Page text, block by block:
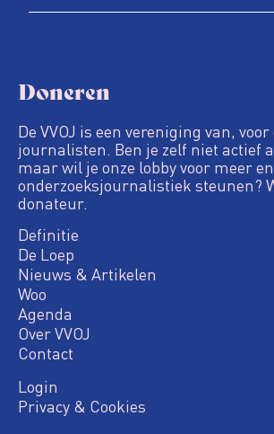
Doneren
De VVOJ is een vereniging van,
journalisten. Ben je zelf niet actief
maar wil je onze lobby voor meer
onderzoeksjournalistiek steunen?
donateur.
Definitie
De Loep
Nieuws & Artikelen
Woo
Agenda
Over VVOJ
Contact
Login
Privacy & Cookies